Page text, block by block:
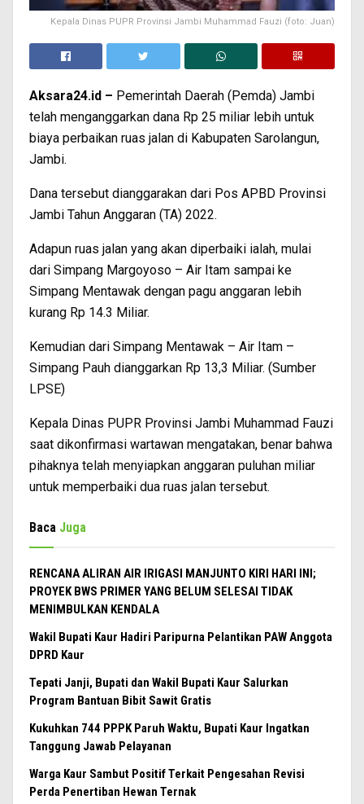
Kepala Dinas PUPR Provinsi Jambi Muhammad Fauzi (foto: Juan)
Aksara24.id – Pemerintah Daerah (Pemda) Jambi
telah menganggarkan dana Rp 25 miliar lebih untuk
biaya perbaikan ruas jalan di Kabupaten Sarolangun,
Jambi.
Dana tersebut dianggarakan dari Pos APBD Provinsi
Jambi Tahun Anggaran (TA) 2022.
Adapun ruas jalan yang akan diperbaiki ialah, mulai
dari Simpang Margoyoso – Air Itam sampai ke
Simpang Mentawak dengan pagu anggaran lebih
kurang Rp 14.3 Miliar.
Kemudian dari Simpang Mentawak – Air Itam –
Simpang Pauh dianggarkan Rp 13,3 Miliar. (Sumber
LPSE)
Kepala Dinas PUPR Provinsi Jambi Muhammad Fauzi
saat dikonfirmasi wartawan mengatakan, benar bahwa
pihaknya telah menyiapkan anggaran puluhan miliar
untuk memperbaiki dua ruas jalan tersebut.
Baca Juga
RENCANA ALIRAN AIR IRIGASI MANJUNTO KIRI HARI INI;
PROYEK BWS PRIMER YANG BELUM SELESAI TIDAK
MENIMBULKAN KENDALA
Wakil Bupati Kaur Hadiri Paripurna Pelantikan PAW Anggota
DPRD Kaur
Tepati Janji, Bupati dan Wakil Bupati Kaur Salurkan
Program Bantuan Bibit Sawit Gratis
Kukuhkan 744 PPPK Paruh Waktu, Bupati Kaur Ingatkan
Tanggung Jawab Pelayanan
Warga Kaur Sambut Positif Terkait Pengesahan Revisi
Perda Penertiban Hewan Ternak